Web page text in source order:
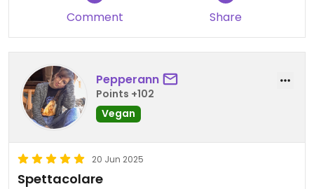
Comment Share
Pepperann
Points +102
Vegan
20 Jun 2025
Spettacolare